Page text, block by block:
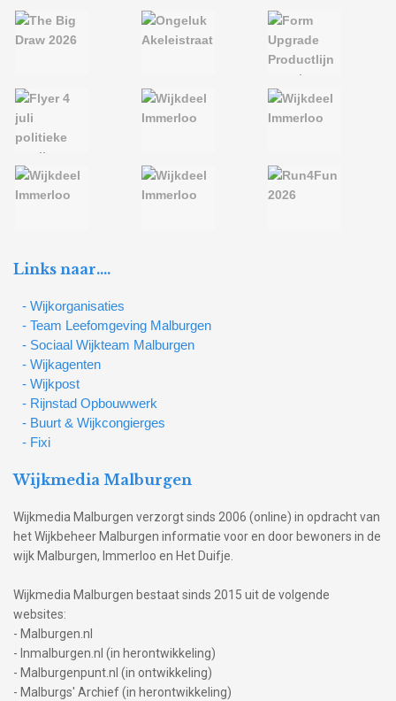
Links naar….
- Wijkorganisaties
- Team Leefomgeving Malburgen
- Sociaal Wijkteam Malburgen
- Wijkagenten
- Wijkpost
- Rijnstad Opbouwwerk
- Buurt & Wijkcongierges
- Fixi
Wijkmedia Malburgen
Wijkmedia Malburgen verzorgt sinds 2006 (online) in opdracht van
het Wijkbeheer Malburgen informatie voor en door bewoners in de
wijk Malburgen, Immerloo en Het Duifje.
Wijkmedia Malburgen bestaat sinds 2015 uit de volgende
websites:
- Malburgen.nl
- Inmalburgen.nl (in herontwikkeling)
- Malburgenpunt.nl (in ontwikkeling)
- Malburgs' Archief (in herontwikkeling)